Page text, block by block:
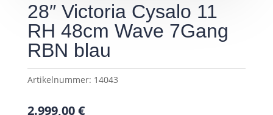
28″ Victoria Cysalo 11
RH 48cm Wave 7Gang
RBN blau
Artikelnummer: 14043
2.999,00€